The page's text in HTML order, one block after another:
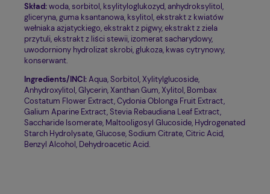
Skład:woda, sorbitol, ksylityloglukozyd, anhydroksylitol,
gliceryna, guma ksantanowa, ksylitol, ekstrakt z kwiatów
wełniaka azjatyckiego, ekstrakt z pigwy, ekstrakt z ziela
przytuli, ekstrakt z liści stewii, izomerat sacharydowy,
uwodorniony hydrolizat skrobi, glukoza, kwas cytrynowy,
konserwant.
Ingredients/INCI:Aqua, Sorbitol, Xylitylglucoside,
Anhydroxylitol, Glycerin, Xanthan Gum, Xylitol, Bombax
Costatum Flower Extract, Cydonia Oblonga Fruit Extract,
Galium Aparine Extract, Stevia Rebaudiana Leaf Extract,
Saccharide Isomerate, Maltooligosyl Glucoside, Hydrogenated
Starch Hydrolysate, Glucose, Sodium Citrate, Citric Acid,
Benzyl Alcohol, Dehydroacetic Acid.